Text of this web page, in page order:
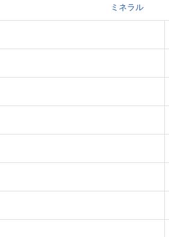
ミネラル